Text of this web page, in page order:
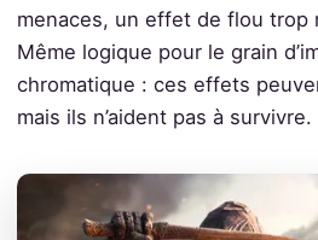
menaces, un effet de flou trop
Même logique pour le grain
chromatique : ces effets
mais ils n’aident pas à survivre.